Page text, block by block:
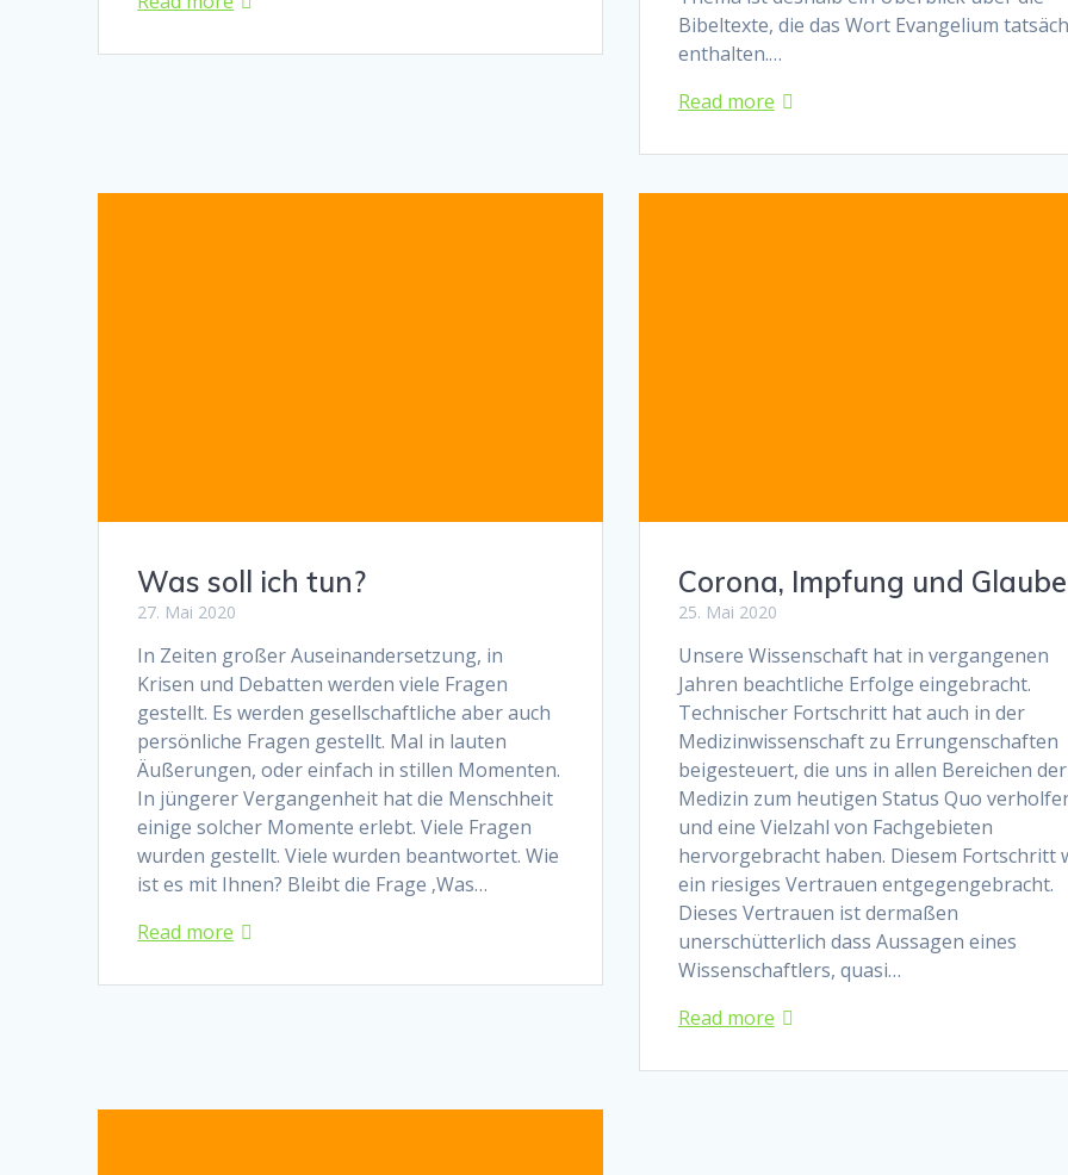
Bibeltexte, die das Wort Evangelium
enthalten.…
Read more
Was soll ich tun?
27. Mai 2020
In Zeiten großer Auseinandersetzung, in
Krisen und Debatten werden viele Fragen
gestellt. Es werden gesellschaftliche aber auch
persönliche Fragen gestellt. Mal in lauten
Äußerungen, oder einfach in stillen Momenten.
In jüngerer Vergangenheit hat die Menschheit
einige solcher Momente erlebt. Viele Fragen
wurden gestellt. Viele wurden beantwortet. Wie
ist es mit Ihnen? Bleibt die Frage ‚Was…
Read more
Corona, Impfung und Glaube
25. Mai 2020
Unsere Wissenschaft hat in vergangenen
Jahren beachtliche Erfolge eingebracht.
Technischer Fortschritt hat auch in der
Medizinwissenschaft zu Errungenschaften
beigesteuert, die uns in allen Bereichen der
Medizin zum heutigen Status Quo
und eine Vielzahl von Fachgebieten
hervorgebracht haben. Diesem Fortschritt
ein riesiges Vertrauen entgegengebracht.
Dieses Vertrauen ist dermaßen
unerschütterlich dass Aussagen eines
Wissenschaftlers, quasi…
Read more